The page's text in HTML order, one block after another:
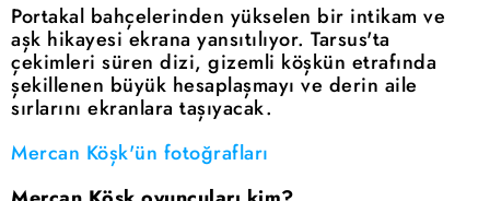
Portakal bahçelerinden yükselen bir intikam ve
aşk hikayesi ekrana yansıtılıyor. Tarsus'ta
çekimleri süren dizi, gizemli köşkün etrafında
şekillenen büyük hesaplaşmayı ve derin aile
sırlarını ekranlara taşıyacak.
Mercan Köşk'ün fotoğrafları